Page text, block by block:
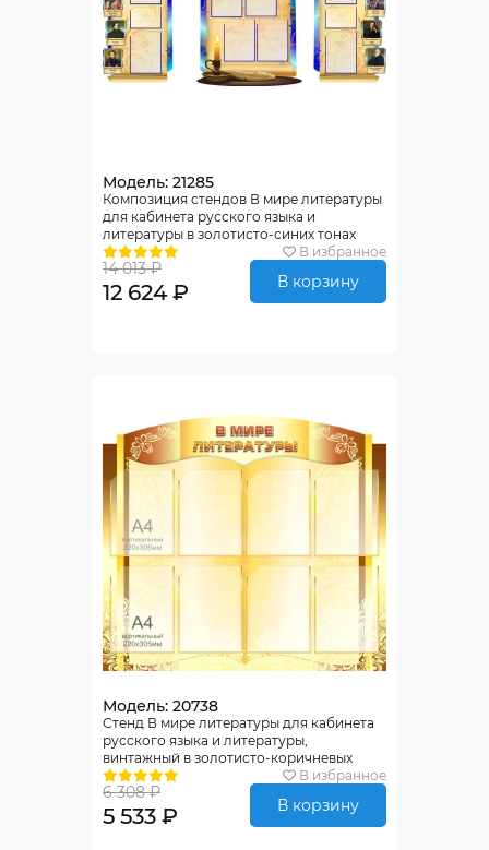
Модель: 21285
Композиция стендов В мире литературы
для кабинета русского языка и
литературы в золотисто-синих тонах
2000*950мм
В избранное
14 013 ₽
12 624 ₽ В корзину
Модель: 20738
Стенд В мире литературы для кабинета
русского языка и литературы,
винтажный в золотисто-коричневых
тонах 1000*900мм
В избранное
6 308 ₽
5 533 ₽ В корзину